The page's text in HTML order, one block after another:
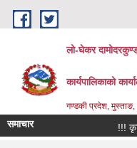
Skip to main content
लो-घेकर
कार्यपालिकाको
गण्डकी प्रदेश, मुस्ताङ,
समाचार !!! कृषि